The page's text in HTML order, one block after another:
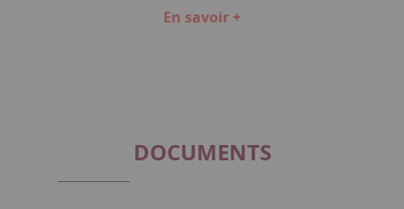
En savoir +
DOCUMENTS